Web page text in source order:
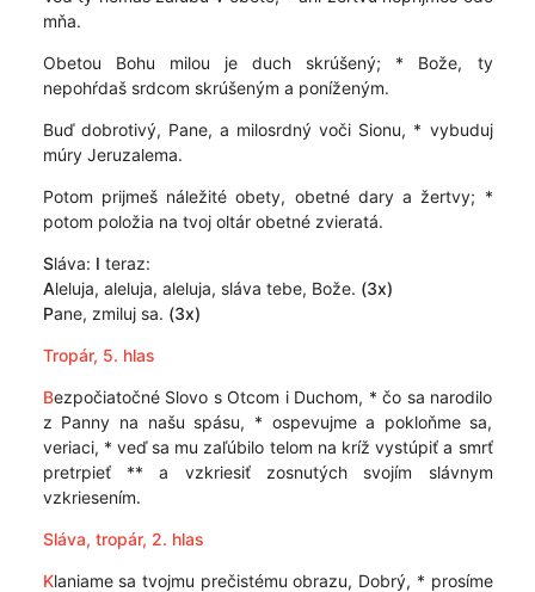
mňa.
Obetou Bohu milou je duch skrúšený; * Bože, ty
nepohŕdaš srdcom skrúšeným a poníženým.
Buď dobrotivý, Pane, a milosrdný voči Sionu, * vybuduj
múry Jeruzalema.
Potom prijmeš náležité obety, obetné dary a žertvy; *
potom položia na tvoj oltár obetné zvieratá.
Sláva: I teraz:
Aleluja, aleluja, aleluja, sláva tebe, Bože. (3x)
Pane, zmiluj sa. (3x)
Tropár, 5. hlas
Bezpočiatočné Slovo s Otcom i Duchom, * čo sa narodilo
z Panny na našu spásu, * ospevujme a pokloňme sa,
veriaci, * veď sa mu zaľúbilo telom na kríž vystúpiť a smrť
pretrpieť ** a vzkriesiť zosnutých svojím slávnym
vzkriesením.
Sláva, tropár, 2. hlas
Klaniame sa tvojmu prečistému obrazu, Dobrý, * prosíme